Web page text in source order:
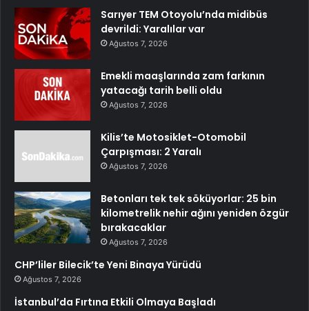
Sarıyer TEM Otoyolu’nda midibüs
devrildi: Yaralılar var
Ağustos 7, 2026
Emekli maaşlarında zam farkının
yatacağı tarih belli oldu
Ağustos 7, 2026
Kilis’te Motosiklet-Otomobil
Çarpışması: 2 Yaralı
Ağustos 7, 2026
Betonları tek tek söküyorlar: 25 bin
kilometrelik nehir ağını yeniden özgür
bırakacaklar
Ağustos 7, 2026
CHP’liler Bilecik’te Yeni Binaya Yürüdü
Ağustos 7, 2026
İstanbul’da Fırtına Etkili Olmaya Başladı